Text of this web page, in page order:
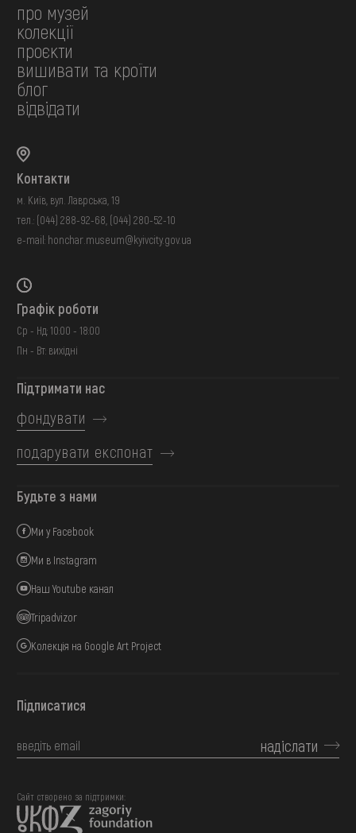
про музей
колекції
проєкти
вишивати та кроїти
блог
відвідати
Контакти
м. Київ, вул. Лаврська, 19
тел.: (044) 288-92-68 (044) 280-52-10
e-mail: honchar.museum@kyivcity.gov.ua
Графік роботи
Ср - Нд: 10:00 - 18:00
Пн - Вт: вихідні
Підтримати нас
фондувати
подарувати експонат
Будьте з нами
Ми у Facebook
Ми в Instagram
Наш Youtube канал
Tripadvizor
Колекція на Google Art Project
Підписатися
надіслати
Сайт створено за підтримки: